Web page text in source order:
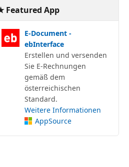
Featured App
E-Document -
ebInterface
Erstellen und versenden
Sie E-Rechnungen
gemäß dem
österreichischen
Standard.
Weitere Informationen
AppSource